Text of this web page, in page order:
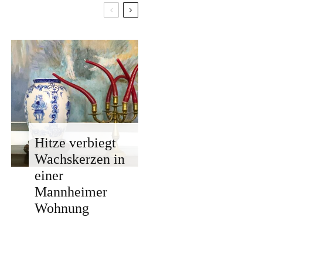
Hitze verbiegt
Wachskerzen in
einer
Mannheimer
Wohnung